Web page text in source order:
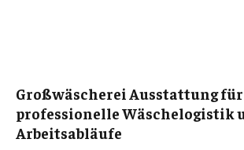
Großwäscherei Ausstattung für
professionelle Wäschelogistik
Arbeitsabläufe